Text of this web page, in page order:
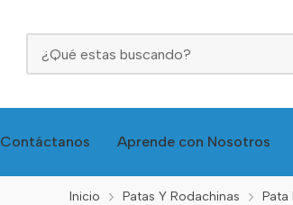
Contáctanos Aprende con Nosotros
Inicio Patas Y Rodachinas Pata